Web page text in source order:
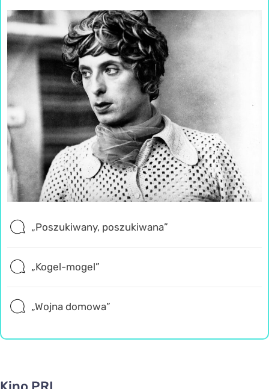
„Poszukiwany, poszukiwana”
„Kogel-mogel”
„Wojna domowa”